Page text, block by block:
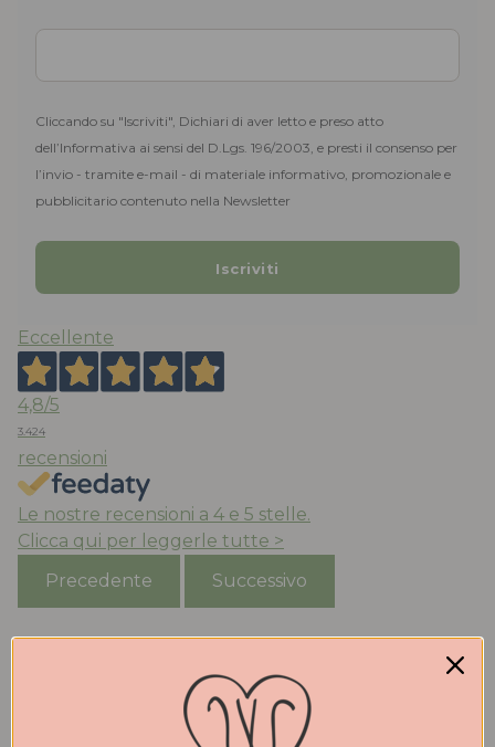
Cliccando su "Iscriviti", Dichiari di aver letto e preso atto
dell’Informativa ai sensi del D.Lgs. 196/2003, e presti il consenso per
l’invio - tramite e-mail - di materiale informativo, promozionale e
pubblicitario contenuto nella Newsletter
Eccellente
4,8/5
3.424
recensioni
Le nostre recensioni a 4 e 5 stelle.
Clicca qui per leggerle tutte >
Precedente
Successivo
Acquistato ballerine ‘mucca’ molto belle e comode ,
la taglia è quella che porto abitualmente, consegna